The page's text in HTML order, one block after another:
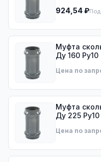
924,54 ₽Под
Муфта
Ду 160 Ру10
Цена по
Муфта
Ду 225 Ру10
Цена по